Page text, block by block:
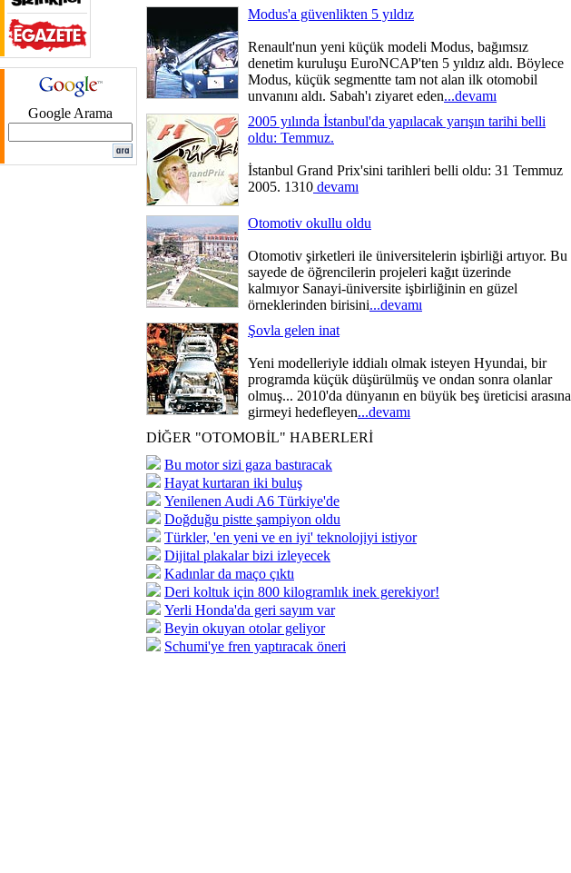
Google Arama
Modus'a güvenlikten 5 yıldız
Renault'nun yeni küçük modeli Modus, bağımsız
denetim kuruluşu EuroNCAP'ten 5 yıldız aldı. Böylece
Modus, küçük segmentte tam not alan ilk otomobil
unvanını aldı. Sabah'ı ziyaret eden...devamı
2005 yılında İstanbul'da yapılacak yarışın tarihi belli
oldu: Temmuz.
İstanbul Grand Prix'sini tarihleri belli oldu: 31 Temmuz
2005. 1310 devamı
Otomotiv okullu oldu
Otomotiv şirketleri ile üniversitelerin işbirliği artıyor. Bu
sayede de öğrencilerin projeleri kağıt üzerinde
kalmıyor Sanayi-üniversite işbirliğinin en güzel
örneklerinden birisini...devamı
Şovla gelen inat
Yeni modelleriyle iddialı olmak isteyen Hyundai, bir
programda küçük düşürülmüş ve ondan sonra olanlar
olmuş... 2010'da dünyanın en büyük beş üreticisi arasına
girmeyi hedefleyen...devamı
DİĞER "OTOMOBİL" HABERLERİ
Bu motor sizi gaza bastıracak
Hayat kurtaran iki buluş
Yenilenen Audi A6 Türkiye'de
Doğduğu pistte şampiyon oldu
Türkler, 'en yeni ve en iyi' teknolojiyi istiyor
Dijital plakalar bizi izleyecek
Kadınlar da maço çıktı
Deri koltuk için 800 kilogramlık inek gerekiyor!
Yerli Honda'da geri sayım var
Beyin okuyan otolar geliyor
Schumi'ye fren yaptıracak öneri